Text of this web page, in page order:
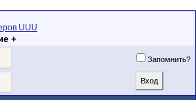
UUU
+
Запомнить?